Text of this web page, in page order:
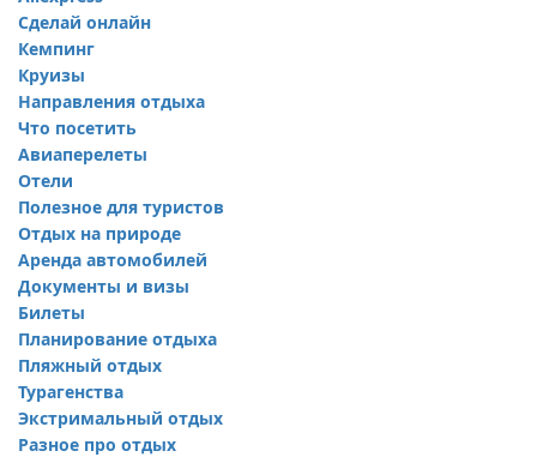
Сделай онлайн
Кемпинг
Круизы
Направления отдыха
Что посетить
Авиаперелеты
Отели
Полезное для туристов
Отдых на природе
Аренда автомобилей
Документы и визы
Билеты
Планирование отдыха
Пляжный отдых
Турагенства
Экстримальный отдых
Разное про отдых